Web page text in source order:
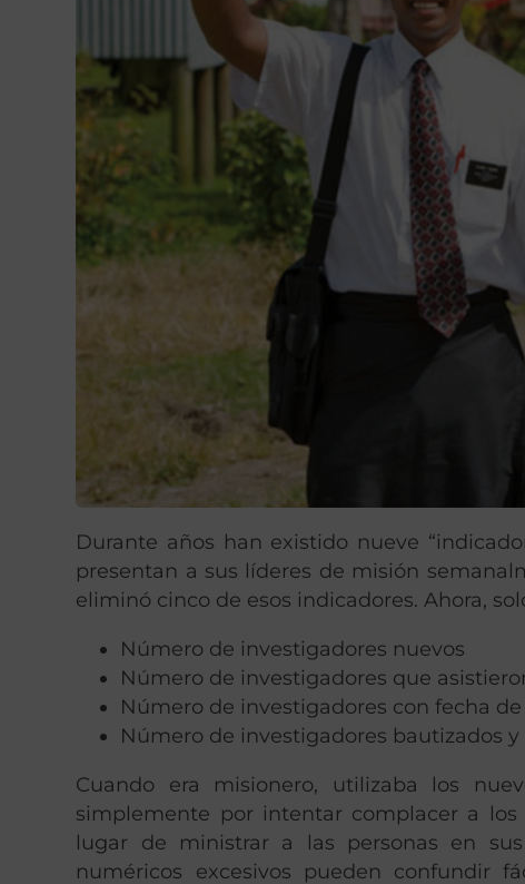
Durante años han existido nueve
presentan a sus líderes de misión
eliminó cinco de esos indicadores. Ahora,
Número de investigadores nuevos
Número de investigadores que
Número de investigadores con fecha
Número de investigadores bautizados
Cuando era misionero, utilizaba los
simplemente por intentar complacer a
lugar de ministrar a las personas en
numéricos excesivos pueden confundir